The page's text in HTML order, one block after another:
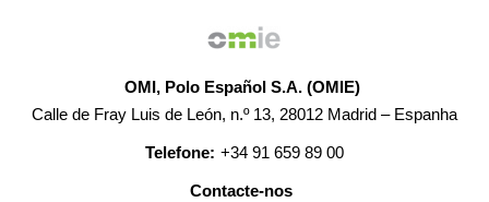
OMI, Polo Español S.A. (OMIE)
Calle de Fray Luis de León, n.º 13, 28012 Madrid – Espanha
Telefone: +34 91 659 89 00
Contacte-nos